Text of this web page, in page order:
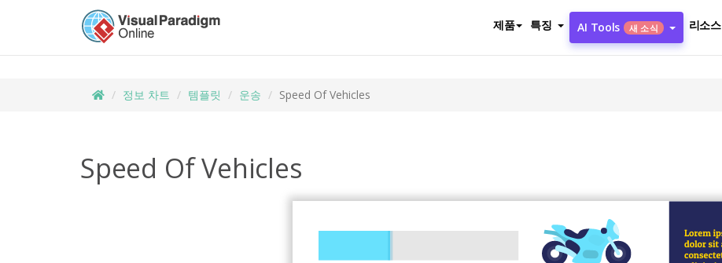
제품 특징 AI Tools 새 소식 리소스
정보 차트 템플릿 운송 Speed Of Vehicles
Speed Of Vehicles